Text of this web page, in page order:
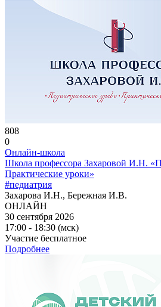
808
0
Онлайн-школа
Школа профессора Захаровой И.Н.
Практические уроки»
#педиатрия
Захарова И.Н., Бережная И.В.
ОНЛАЙН
30 сентября 2026
17:00 - 18:30 (мск)
Участие бесплатное
Подробнее